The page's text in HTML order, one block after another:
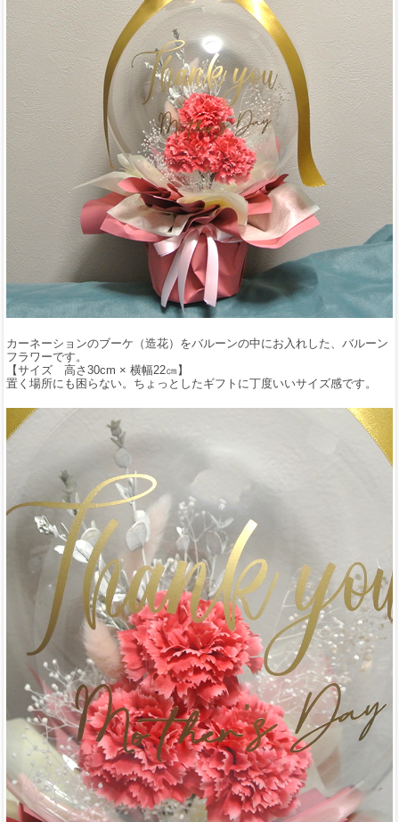
カーネーションのブーケ（造花）をバルーンの中にお入れした、バルーン
フラワーです。
【サイズ 高さ30cm × 横幅22㎝】
置く場所にも困らない。ちょっとしたギフトに丁度いいサイズ感です。